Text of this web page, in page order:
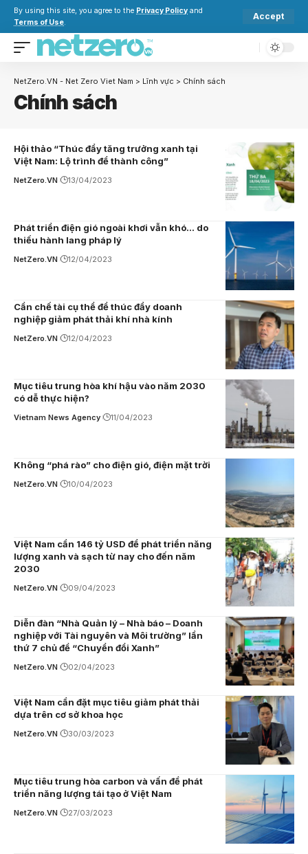
By using this site, you agree to the Privacy Policy and
Terms of Use.
Accept
NetZero.VN - Net Zero Viet Nam > Lĩnh vực > Chính sách
Chính sách
Hội thảo “Thúc đẩy tăng trưởng xanh tại
Việt Nam: Lộ trình để thành công”
NetZero.VN 13/04/2023
Phát triển điện gió ngoài khơi vẫn khó… do
thiếu hành lang pháp lý
NetZero.VN 12/04/2023
Cần chế tài cụ thể để thúc đẩy doanh
nghiệp giảm phát thải khí nhà kính
NetZero.VN 12/04/2023
Mục tiêu trung hòa khí hậu vào năm 2030
có dễ thực hiện?
Vietnam News Agency 11/04/2023
Không “phá rào” cho điện gió, điện mặt trời
NetZero.VN 10/04/2023
Việt Nam cần 146 tỷ USD để phát triển năng
lượng xanh và sạch từ nay cho đến năm
2030
NetZero.VN 09/04/2023
Diễn đàn “Nhà Quản lý – Nhà báo – Doanh
nghiệp với Tài nguyên và Môi trường” lần
thứ 7 chủ đề “Chuyển đổi Xanh”
NetZero.VN 02/04/2023
Việt Nam cần đặt mục tiêu giảm phát thải
dựa trên cơ sở khoa học
NetZero.VN 30/03/2023
Mục tiêu trung hòa carbon và vấn đề phát
triển năng lượng tái tạo ở Việt Nam
NetZero.VN 27/03/2023